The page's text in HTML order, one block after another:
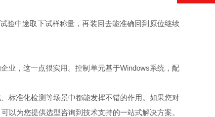
中途取下试样称量，再装回去能准确回到原位继续
，这一点很实用。控制单元基于Windows系统，配
标准化检测等场景中都能发挥不错的作用。如果您对
以为您提供选型咨询到技术支持的一站式解决方案。